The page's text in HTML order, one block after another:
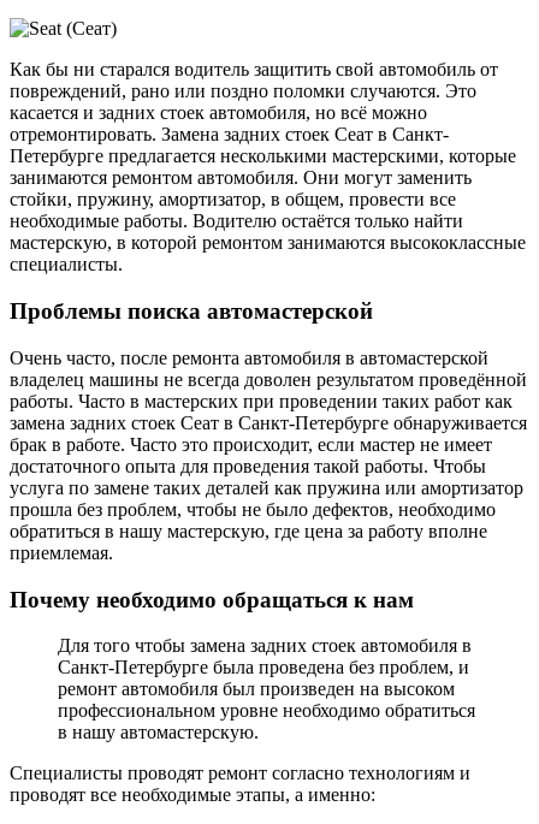
Как бы ни старался водитель защитить свой автомобиль от
повреждений, рано или поздно поломки случаются. Это
касается и задних стоек автомобиля, но всё можно
отремонтировать. Замена задних стоек Сеат в Санкт-
Петербурге предлагается несколькими мастерскими, которые
занимаются ремонтом автомобиля. Они могут заменить
стойки, пружину, амортизатор, в общем, провести все
необходимые работы. Водителю остаётся только найти
мастерскую, в которой ремонтом занимаются высококлассные
специалисты.
Проблемы поиска автомастерской
Очень часто, после ремонта автомобиля в автомастерской
владелец машины не всегда доволен результатом проведённой
работы. Часто в мастерских при проведении таких работ как
замена задних стоек Сеат в Санкт-Петербурге обнаруживается
брак в работе. Часто это происходит, если мастер не имеет
достаточного опыта для проведения такой работы. Чтобы
услуга по замене таких деталей как пружина или амортизатор
прошла без проблем, чтобы не было дефектов, необходимо
обратиться в нашу мастерскую, где цена за работу вполне
приемлемая.
Почему необходимо обращаться к нам
Для того чтобы замена задних стоек автомобиля в
Санкт-Петербурге была проведена без проблем, и
ремонт автомобиля был произведен на высоком
профессиональном уровне необходимо обратиться
в нашу автомастерскую.
Специалисты проводят ремонт согласно технологиям и
проводят все необходимые этапы, а именно: